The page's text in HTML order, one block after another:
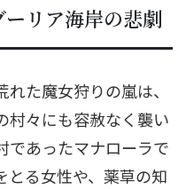
リア海岸の悲劇
た魔女狩りの嵐は、
村々にも容赦なく襲い
であったマナローラで
とる女性や、薬草の知